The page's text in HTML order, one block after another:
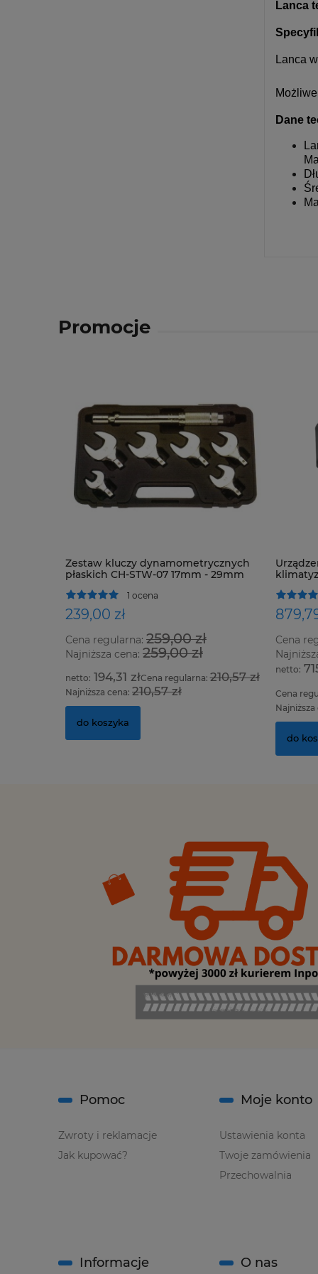
Lanca
Lanca
Dane
Promocje
Zestaw kluczy dynamometrycznych
płaskich CH-STW-07 17mm - 29mm
1 ocena
239,00 zł
Cena regularna: 259,00 zł
Najniższa cena: 259,00 zł
194,31 złCena regularna:210,57 zł
Najniższa cena: 210,57 zł
do koszyka
Cena
Cena
do
Pomoc
Zwroty i reklamacje
Jak kupować?
Moje konto
Ustawienia konta
Twoje zamówienia
Przechowalnia
Informacje O nas